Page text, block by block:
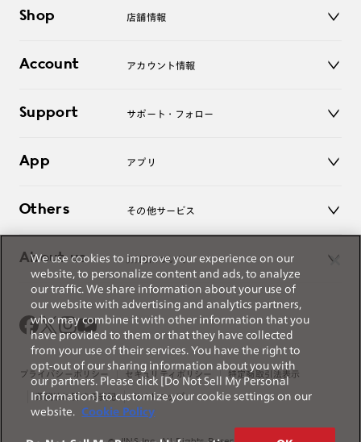
サングラス
コンタクトレンズ
アクセサリー
Shop 店舗情報
オンラインショップ
Account アカウント情報
ログアウト
Support サポート・フォロー
よくあるご質問
お問い合わせ
App アプリ
Others その他サービス
レンズ交換
オンラインギフト
価格案内
About us JINSについて
Magnify Life
会社概要
採用情報
法人のお客様
出店について
プライバシーポリシー セキュリティポリシー 特定商取引法表示
薬機法に関する表記 サイトマップ
We use cookies to improve your experience on our
website, to personalize content and ads, to analyze
our traffic. We share information about your use of
our website with advertising and analytics partners,
who may combine it with other information that you
have provided to them or that they have collected
from your use of their services. You have the right to
opt-out of our sharing information about you with
our partners. Please click [Do Not Sell My Personal
Information] to customize your cookie settings on our
website.
Cookie Policy